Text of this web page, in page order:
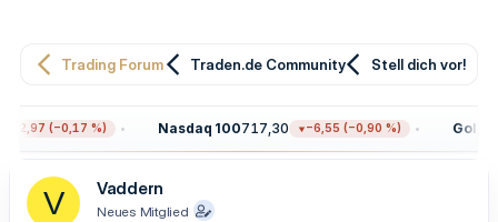
e
r
e
a
m
Trading Forum Traden.de Community Stell dich vor!
(−0,17 %) Nasdaq 100717,30 −6,55 (−0,90 %) Gold
V Vaddern
Neues Mitglied